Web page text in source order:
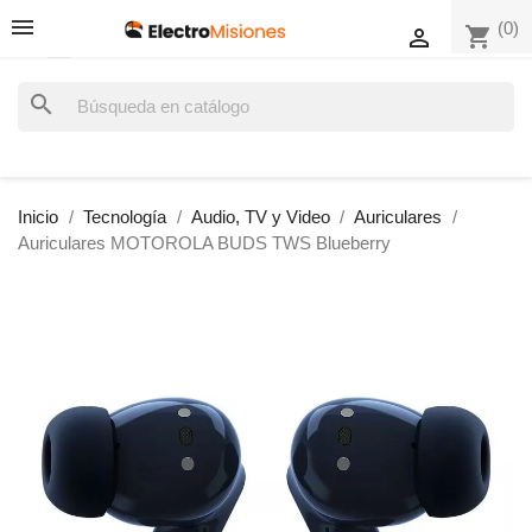
shopping_cart (0)

search
Inicio Tecnología Audio, TV y Video
Auriculares
Auriculares MOTOROLA BUDS TWS Blueberry